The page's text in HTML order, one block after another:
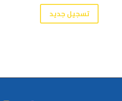
تسجيل جديد